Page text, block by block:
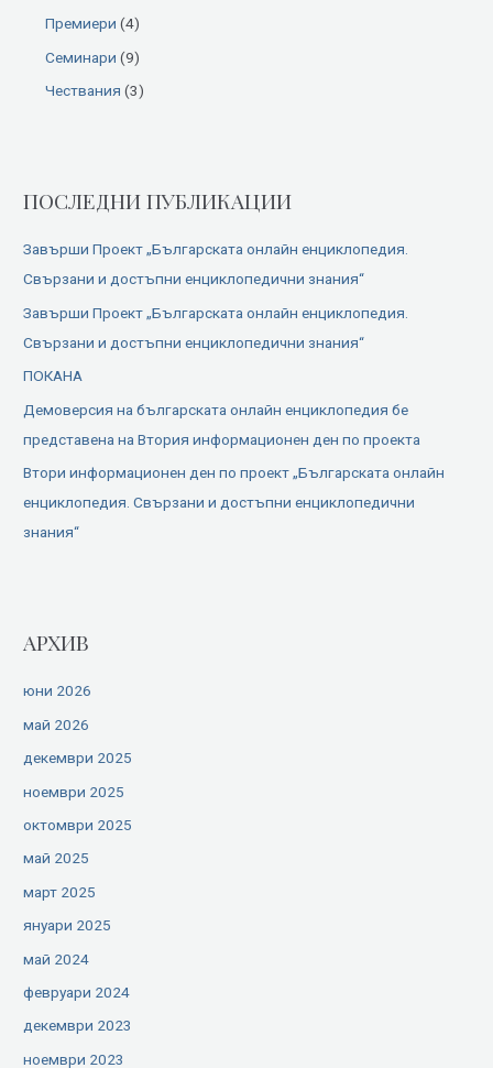
Премиери (4)
Семинари (9)
Чествания (3)
ПОСЛЕДНИ ПУБЛИКАЦИИ
Завърши Проект „Българската онлайн енциклопедия.
Свързани и достъпни енциклопедични знания“
Завърши Проект „Българската онлайн енциклопедия.
Свързани и достъпни енциклопедични знания“
ПОКАНА
Демоверсия на българската онлайн енциклопедия бе
представена на Втория информационен ден по проекта
Втори информационен ден по проект „Българската онлайн
енциклопедия. Свързани и достъпни енциклопедични
знания“
АРХИВ
юни 2026
май 2026
декември 2025
ноември 2025
октомври 2025
май 2025
март 2025
януари 2025
май 2024
февруари 2024
декември 2023
ноември 2023